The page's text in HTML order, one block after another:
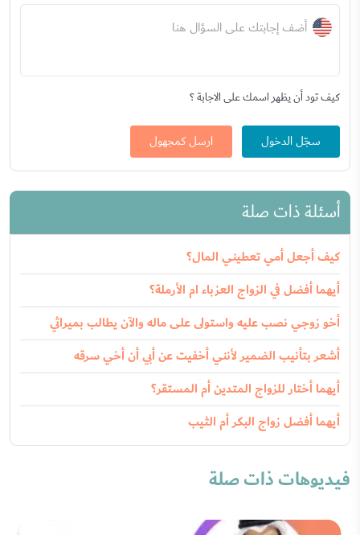
أضف إجابتك على السؤال هنا
كيف تود أن يظهر اسمك على الاجابة ؟
سجّل الدخول ارسل كمجهول
أسئلة ذات صلة
كيف أجعل أمي تعطيني المال؟
أيهما أفضل في الزواج العزباء ام الأرملة؟
أخو زوجي نصب عليه واستولى على ماله والآن يطالب بميراثي
أشعر بتأنيب الضمير لأنني أخفيت عن أبي أن أخي سرقه
أيهما أختار للزواج المتدين أم المستقر؟
أيهما أفضل زواج البكر أم الثيب
فيديوهات ذات صلة